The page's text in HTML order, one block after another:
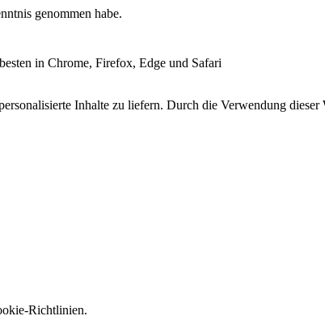
genommen habe.
in Chrome, Firefox, Edge und Safari
Inhalte zu liefern. Durch die Verwendung
Richtlinien.